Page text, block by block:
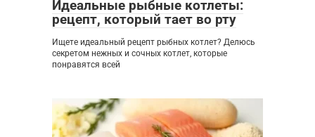
Идеальные рыбные котлеты:
рецепт, который тает во рту
Ищете идеальный рецепт рыбных котлет? Делюсь
секретом нежных и сочных котлет, которые
понравятся всей